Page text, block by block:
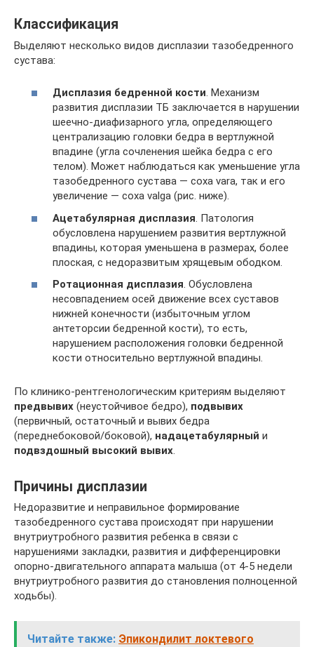
Классификация
Выделяют несколько видов дисплазии тазобедренного
сустава:
Дисплазия бедренной кости. Механизм
развития дисплазии ТБ заключается в нарушении
шеечно-диафизарного угла, определяющего
централизацию головки бедра в вертлужной
впадине (угла сочленения шейка бедра с его
телом). Может наблюдаться как уменьшение угла
тазобедренного сустава — coxa vara, так и его
увеличение — coxa valga (рис. ниже).
Ацетабулярная дисплазия. Патология
обусловлена нарушением развития вертлужной
впадины, которая уменьшена в размерах, более
плоская, с недоразвитым хрящевым ободком.
Ротационная дисплазия. Обусловлена
несовпадением осей движение всех суставов
нижней конечности (избыточным углом
антеторсии бедренной кости), то есть,
нарушением расположения головки бедренной
кости относительно вертлужной впадины.
По клинико-рентгенологическим критериям выделяют
предвывих (неустойчивое бедро), подвывих
(первичный, остаточный и вывих бедра
(переднебоковой/боковой), надацетабулярный и
подвздошный высокий вывих.
Причины дисплазии
Недоразвитие и неправильное формирование
тазобедренного сустава происходят при нарушении
внутриутробного развития ребенка в связи с
нарушениями закладки, развития и дифференцировки
опорно-двигательного аппарата малыша (от 4-5 недели
внутриутробного развития до становления полноценной
ходьбы).
Читайте также: Эпикондилит локтевого